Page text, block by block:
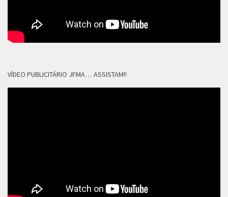
VÍDEO PUBLICITÁRIO JFMA… ASSISTAM!!